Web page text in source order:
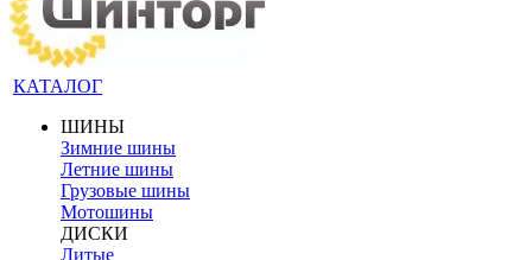
КАТАЛОГ
ШИНЫ
Зимние шины
Летние шины
Грузовые шины
Мотошины
ДИСКИ
Литые